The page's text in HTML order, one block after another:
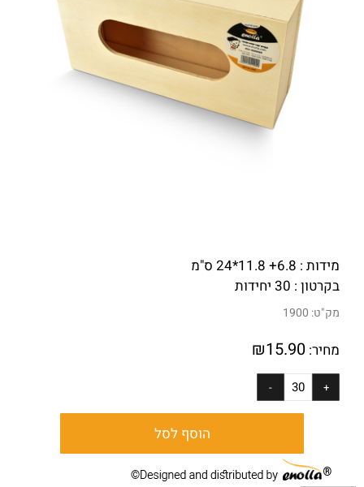
מידות : 6.8+ 11.8*24 ס"מ
בקרטון : 30 יחידות
מק"ט: 1900
מחיר: ₪15.90
הוסף לסל